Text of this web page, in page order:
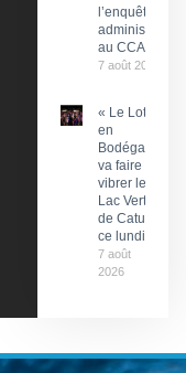
l’enquête
administrative
au CCAS
7 août 2026
« Le Lot
en
Bodéga »
va faire
vibrer le
Lac Vert
de Catus
ce lundi
7 août
2026